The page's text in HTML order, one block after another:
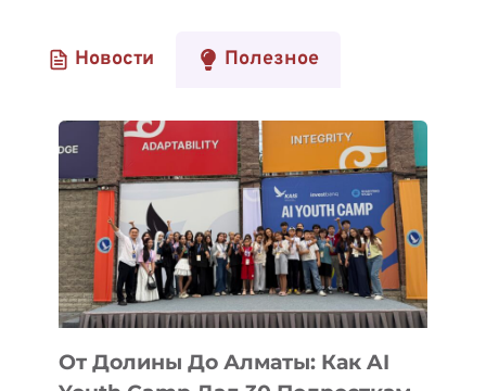
Новости Полезное
От Долины До Алматы: Как AI